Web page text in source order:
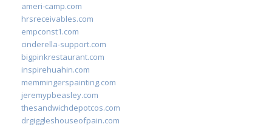
ameri-camp.com
hrsreceivables.com
empconst1.com
cinderella-support.com
bigpinkrestaurant.com
inspirehuahin.com
memmingerspainting.com
jeremypbeasley.com
thesandwichdepotcos.com
drgiggleshouseofpain.com